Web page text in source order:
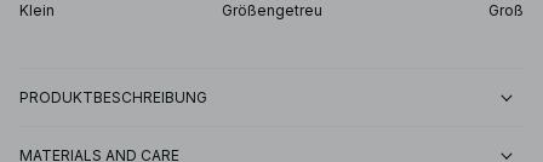
Klein Größengetreu Groß
PRODUKTBESCHREIBUNG
MATERIALS AND CARE